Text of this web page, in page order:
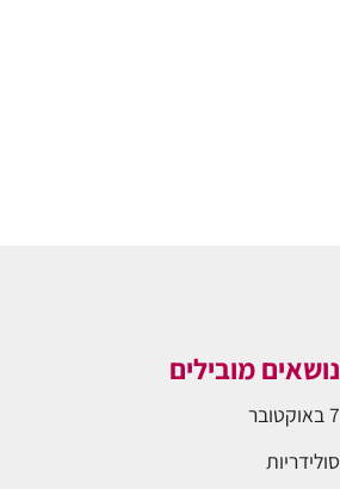
נושאים מובילים
7 באוקטובר
סולידריות